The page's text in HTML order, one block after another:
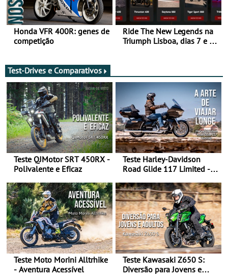
Honda VFR 400R: genes de
competição
Ride The New Legends na
Triumph Lisboa, dias 7 e 8
Test-Drives e Comparativos
Teste QJMotor SRT 450RX -
Polivalente e Eficaz
Teste Harley-Davidson
Road Glide 117 Limited - A
Teste Moto Morini Alltrhike
- Aventura Acessível
Teste Kawasaki Z650 S:
Diversão para Jovens e